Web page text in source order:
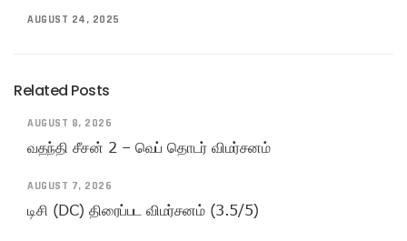
AUGUST 24, 2025
Related Posts
AUGUST 8, 2026
வதந்தி சீசன் 2 – வெப் தொடர் விமர்சனம்
AUGUST 7, 2026
டிசி (DC) திரைப்பட விமர்சனம் (3.5/5)